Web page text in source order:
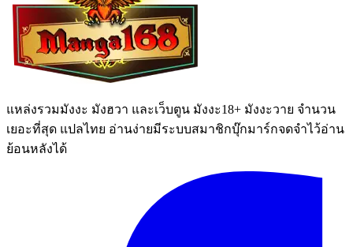
แหล่งรวมมังงะ มังฮวา และเว็บตูน มังงะ18+ มังงะวาย จำนวน
เยอะที่สุด แปลไทย อ่านง่ายมีระบบสมาชิกบุ๊กมาร์กจดจำไว้อ่าน
ย้อนหลังได้